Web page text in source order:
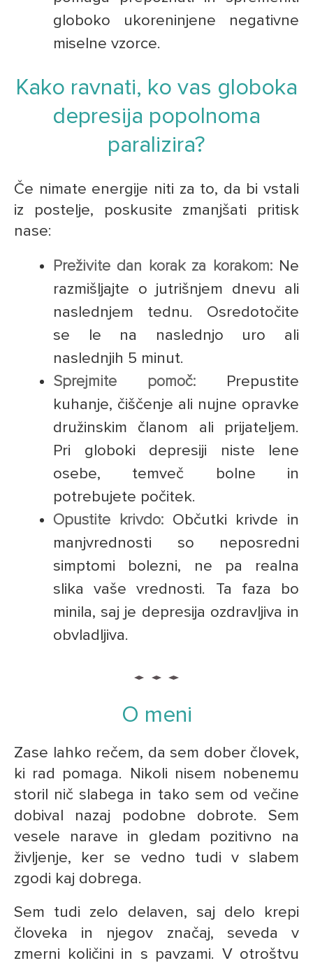
globoko ukoreninjene negativne
miselne vzorce.
Kako ravnati, ko vas globoka
depresija popolnoma
paralizira?
Če nimate energije niti za to, da bi vstali
iz postelje, poskusite zmanjšati pritisk
nase:
Preživite dan korak za korakom:Ne
razmišljajte o jutrišnjem dnevu ali
naslednjem tednu. Osredotočite
se le na naslednjo uro ali
naslednjih 5 minut.
Sprejmite pomoč: Prepustite
kuhanje, čiščenje ali nujne opravke
družinskim članom ali prijateljem.
Pri globoki depresiji niste lene
osebe, temveč bolne in
potrebujete počitek.
Opustite krivdo:Občutki krivde in
manjvrednosti so neposredni
simptomi bolezni, ne pa realna
slika vaše vrednosti. Ta faza bo
minila, saj je depresija ozdravljiva in
obvladljiva.
O meni
Zase lahko rečem, da sem dober človek,
ki rad pomaga. Nikoli nisem nobenemu
storil nič slabega in tako sem od večine
dobival nazaj podobne dobrote. Sem
vesele narave in gledam pozitivno na
življenje, ker se vedno tudi v slabem
zgodi kaj dobrega.
Sem tudi zelo delaven, saj delo krepi
človeka in njegov značaj, seveda v
zmerni količini in s pavzami. V otroštvu